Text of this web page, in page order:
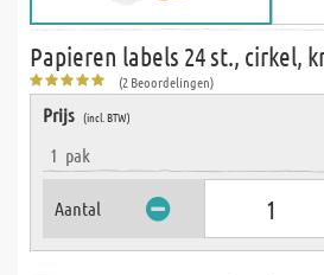
Papieren labels 24 st., cirkel,
(2 Beoordelingen)
Prijs (incl. BTW)
1 pak
Aantal